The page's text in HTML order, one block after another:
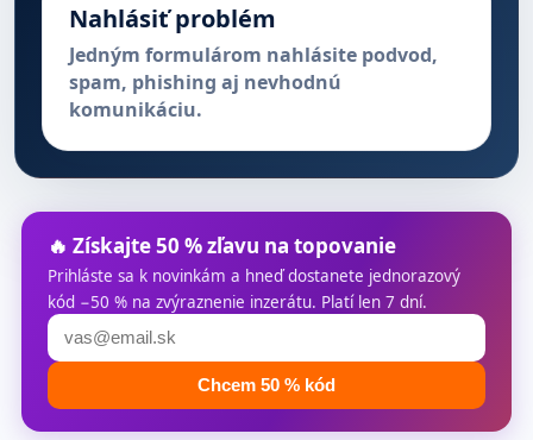
Nahlásiť problém
Jedným formulárom nahlásite podvod,
spam, phishing aj nevhodnú
komunikáciu.
🔥 Získajte 50 % zľavu na topovanie
Prihláste sa k novinkám a hneď dostanete jednorazový
kód −50 % na zvýraznenie inzerátu. Platí len 7 dní.
Chcem 50 % kód